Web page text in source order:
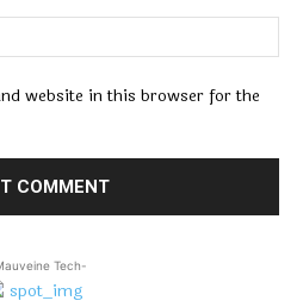
website in this browser for the
Tech-